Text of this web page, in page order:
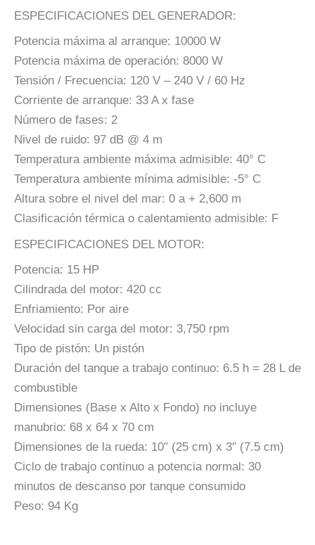
ESPECIFICACIONES DEL GENERADOR:
Potencia máxima al arranque: 10000 W
Potencia máxima de operación: 8000 W
Tensión / Frecuencia: 120 V – 240 V / 60 Hz
Corriente de arranque: 33 A x fase
Número de fases: 2
Nivel de ruido: 97 dB @ 4 m
Temperatura ambiente máxima admisible: 40° C
Temperatura ambiente mínima admisible: -5° C
Altura sobre el nivel del mar: 0 a + 2,600 m
Clasificación térmica o calentamiento admisible: F
ESPECIFICACIONES DEL MOTOR:
Potencia: 15 HP
Cilindrada del motor: 420 cc
Enfriamiento: Por aire
Velocidad sin carga del motor: 3,750 rpm
Tipo de pistón: Un pistón
Duración del tanque a trabajo continuo: 6.5 h = 28 L de
combustible
Dimensiones (Base x Alto x Fondo) no incluye
manubrio: 68 x 64 x 70 cm
Dimensiones de la rueda: 10″ (25 cm) x 3″ (7.5 cm)
Ciclo de trabajo continuo a potencia normal: 30
minutos de descanso por tanque consumido
Peso: 94 Kg